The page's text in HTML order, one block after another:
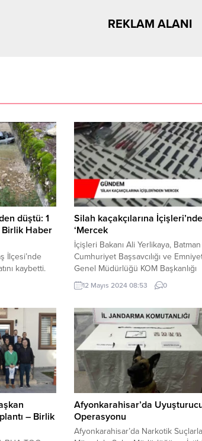
REKLAM ALANI
düştü: 1
Birlik Haber
İlçesi’nde
kaybetti.
yağış
kontrolünü
Silah kaçakçılarına
‘Mercek
İçişleri Bakanı Ali Yerlikaya, Batman
Cumhuriyet Başsavcılığı ve
Genel Müdürlüğü KOM Başkanlığı
koordinesinde; Batman İl Emniyet
Müdürlüğü İstihbarat ve KOM Şube
sonucu “yasa dışı silah kaçakçılığı
silah ticaretine” yönelik “Mercek-18”
operasyonunun düzenlendiğini
Operasyonda yasa dışı silah
yapıldığı bir silah imalathanesinde;
adet ruhsatsız...
12 Mayıs 2024 08:53 0
– Birlik
Afyonkarahisar’da
Operasyonu
Afyonkarahisar’da Narkotik Suçlarla